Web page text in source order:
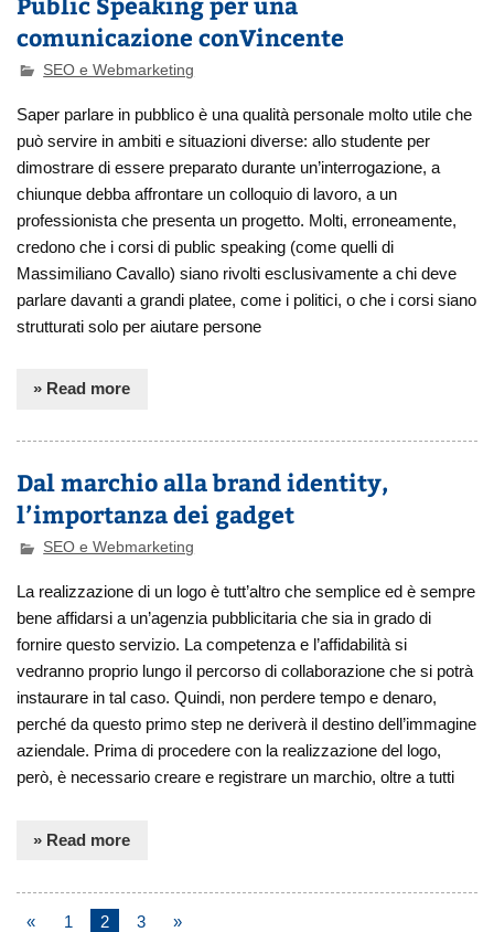
comunicazione conVincente
SEO e Webmarketing
Saper parlare in pubblico è una qualità personale molto utile che
può servire in ambiti e situazioni diverse: allo studente per
dimostrare di essere preparato durante un’interrogazione, a
chiunque debba affrontare un colloquio di lavoro, a un
professionista che presenta un progetto. Molti, erroneamente,
credono che i corsi di public speaking (come quelli di
Massimiliano Cavallo) siano rivolti esclusivamente a chi deve
parlare davanti a grandi platee, come i politici, o che i corsi siano
strutturati solo per aiutare persone
» Read more
Dal marchio alla brand identity,
l’importanza dei gadget
SEO e Webmarketing
La realizzazione di un logo è tutt’altro che semplice ed è sempre
bene affidarsi a un’agenzia pubblicitaria che sia in grado di
fornire questo servizio. La competenza e l’affidabilità si
vedranno proprio lungo il percorso di collaborazione che si potrà
instaurare in tal caso. Quindi, non perdere tempo e denaro,
perché da questo primo step ne deriverà il destino dell’immagine
aziendale. Prima di procedere con la realizzazione del logo,
però, è necessario creare e registrare un marchio, oltre a tutti
» Read more
« 1 2 3 »